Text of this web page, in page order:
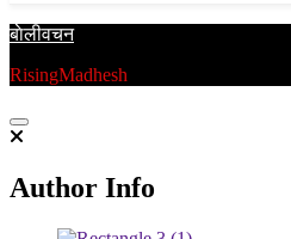
बाेलीवचन
RisingMadhesh
Author Info